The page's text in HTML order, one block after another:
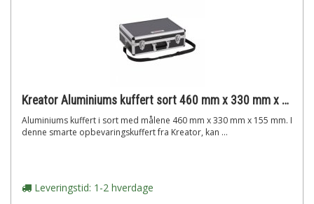
Kreator Aluminiums kuffert sort 460 mm x 330 mm x 155 mm
Aluminiums kuffert i sort med målene 460 mm x 330 mm x 155 mm. I
denne smarte opbevaringskuffert fra Kreator, kan ...
Leveringstid: 1-2 hverdage